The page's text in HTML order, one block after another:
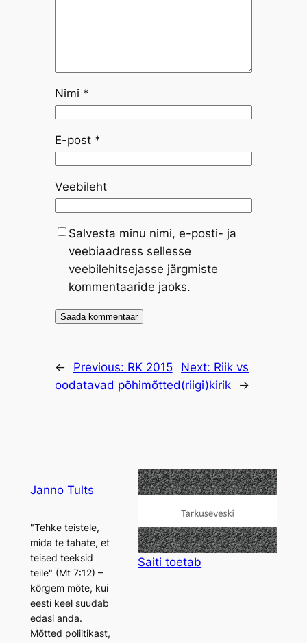
Nimi *
E-post *
Veebileht
Salvesta minu nimi, e-posti- ja
veebiaadress sellesse
veebilehitsejasse järgmiste
kommentaaride jaoks.
← Previous: RK 2015
oodatavad põhimõtted
Next: Riik vs
(riigi)kirik
→
Saititoetab
Janno Tults
"Tehke teistele,
mida te tahate, et
teised teeksid
teile" (Mt 7:12) –
kõrgem mõte, kui
eesti keel suudab
edasi anda.
Mõtted poliitikast,